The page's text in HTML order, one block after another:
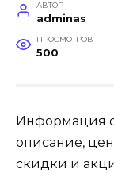
АВТОР
adminas
ПРОСМОТРОВ
500
Информация
описание,
скидки и